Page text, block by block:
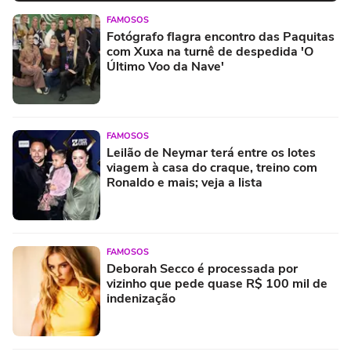
FAMOSOS
Fotógrafo flagra encontro das Paquitas
com Xuxa na turnê de despedida 'O
Último Voo da Nave'
FAMOSOS
Leilão de Neymar terá entre os lotes
viagem à casa do craque, treino com
Ronaldo e mais; veja a lista
FAMOSOS
Deborah Secco é processada por
vizinho que pede quase R$ 100 mil de
indenização